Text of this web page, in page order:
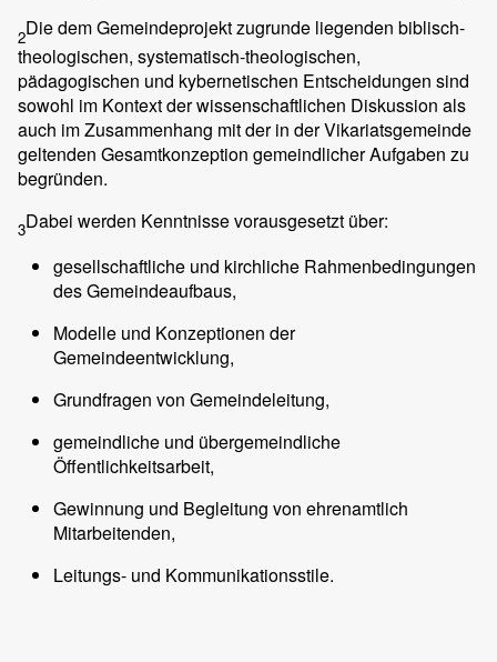
2Die dem Gemeindeprojekt zugrunde liegenden biblisch-
theologischen, systematisch-theologischen,
pädagogischen und kybernetischen Entscheidungen sind
sowohl im Kontext der wissenschaftlichen Diskussion als
auch im Zusammenhang mit der in der Vikariatsgemeinde
geltenden Gesamtkonzeption gemeindlicher Aufgaben zu
begründen.
3Dabei werden Kenntnisse vorausgesetzt über:
gesellschaftliche und kirchliche Rahmenbedingungen
des Gemeindeaufbaus,
Modelle und Konzeptionen der
Gemeindeentwicklung,
Grundfragen von Gemeindeleitung,
gemeindliche und übergemeindliche
Öffentlichkeitsarbeit,
Gewinnung und Begleitung von ehrenamtlich
Mitarbeitenden,
Leitungs- und Kommunikationsstile.